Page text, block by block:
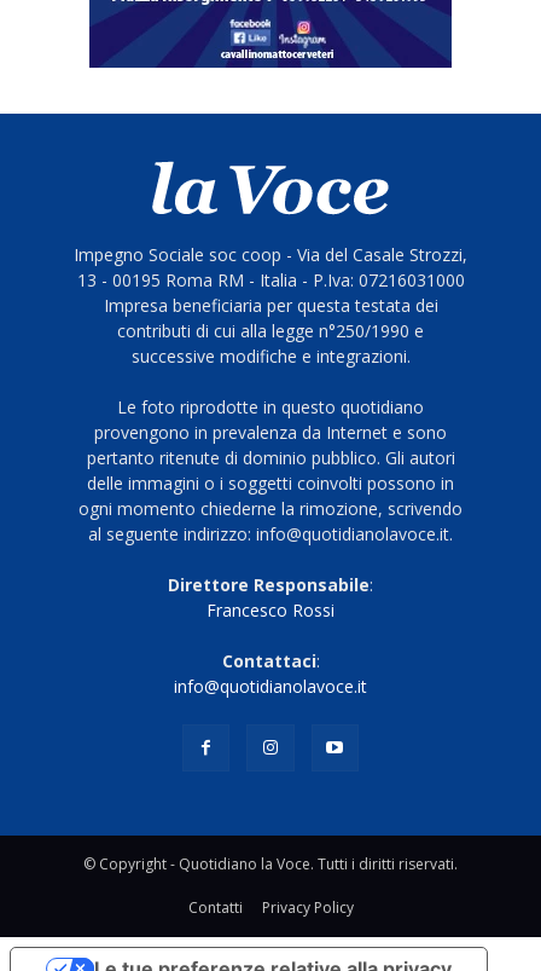
Impegno Sociale soc coop - Via del Casale Strozzi,
13 - 00195 Roma RM - Italia - P.Iva: 07216031000
Impresa beneficiaria per questa testata dei
contributi di cui alla legge n°250/1990 e
successive modifiche e integrazioni.
Le foto riprodotte in questo quotidiano
provengono in prevalenza da Internet e sono
pertanto ritenute di dominio pubblico. Gli autori
delle immagini o i soggetti coinvolti possono in
ogni momento chiederne la rimozione, scrivendo
al seguente indirizzo: info@quotidianolavoce.it.
Direttore Responsabile:
Francesco Rossi
Contattaci:
info@quotidianolavoce.it
© Copyright - Quotidiano la Voce. Tutti i diritti riservati.
Contatti Privacy Policy